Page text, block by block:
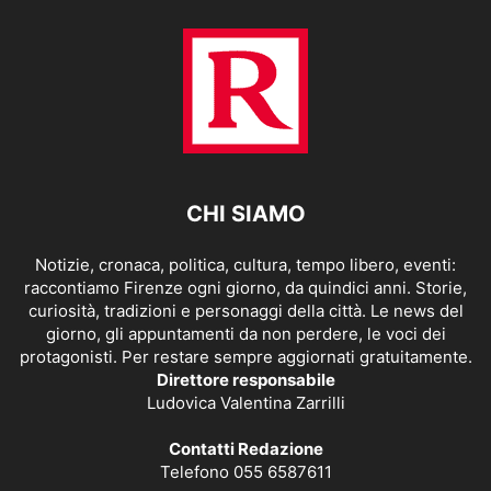
CHI SIAMO
Notizie, cronaca, politica, cultura, tempo libero, eventi:
raccontiamo Firenze ogni giorno, da quindici anni. Storie,
curiosità, tradizioni e personaggi della città. Le news del
giorno, gli appuntamenti da non perdere, le voci dei
protagonisti. Per restare sempre aggiornati gratuitamente.
Direttore responsabile
Ludovica Valentina Zarrilli
Contatti Redazione
Telefono 055 6587611